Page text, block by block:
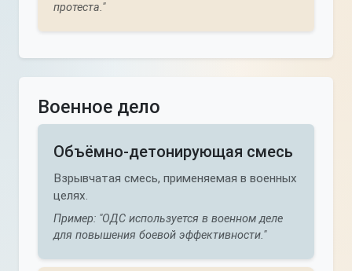
протеста."
Военное дело
Объёмно-детонирующая смесь
Взрывчатая смесь, применяемая в военных
целях.
Пример: "ОДС используется в военном деле
для повышения боевой эффективности."